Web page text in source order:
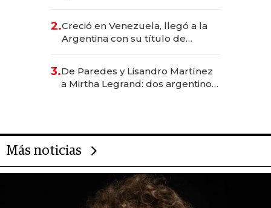
2.Creció en Venezuela, llegó a la
Argentina con su título de
las marcas "fast premium"
3.De Paredes y Lisandro Martínez
a Mirtha Legrand: dos argentinos
Más noticias